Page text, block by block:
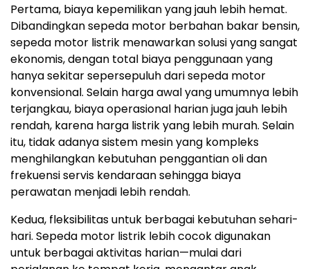
Pertama, biaya kepemilikan yang jauh lebih hemat.
Dibandingkan sepeda motor berbahan bakar bensin,
sepeda motor listrik menawarkan solusi yang sangat
ekonomis, dengan total biaya penggunaan yang
hanya sekitar sepersepuluh dari sepeda motor
konvensional. Selain harga awal yang umumnya lebih
terjangkau, biaya operasional harian juga jauh lebih
rendah, karena harga listrik yang lebih murah. Selain
itu, tidak adanya sistem mesin yang kompleks
menghilangkan kebutuhan penggantian oli dan
frekuensi servis kendaraan sehingga biaya
perawatan menjadi lebih rendah.
Kedua, fleksibilitas untuk berbagai kebutuhan sehari-
hari. Sepeda motor listrik lebih cocok digunakan
untuk berbagai aktivitas harian—mulai dari